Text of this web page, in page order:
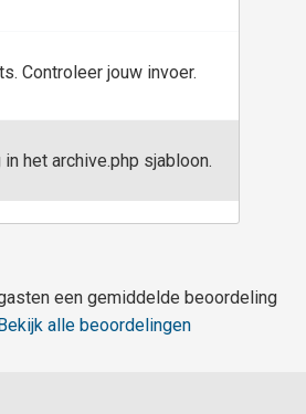
Controleer jouw invoer.
het archive.php sjabloon.
een gemiddelde beoordeling
alle beoordelingen